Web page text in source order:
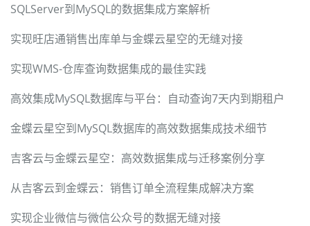
SQLServer到MySQL的数据集成方案解析
实现旺店通销售出库单与金蝶云星空的无缝对接
实现WMS-仓库查询数据集成的最佳实践
高效集成MySQL数据库与平台：自动查询7天内到期租户
金蝶云星空到MySQL数据库的高效数据集成技术细节
吉客云与金蝶云星空：高效数据集成与迁移案例分享
从吉客云到金蝶云：销售订单全流程集成解决方案
实现企业微信与微信公众号的数据无缝对接